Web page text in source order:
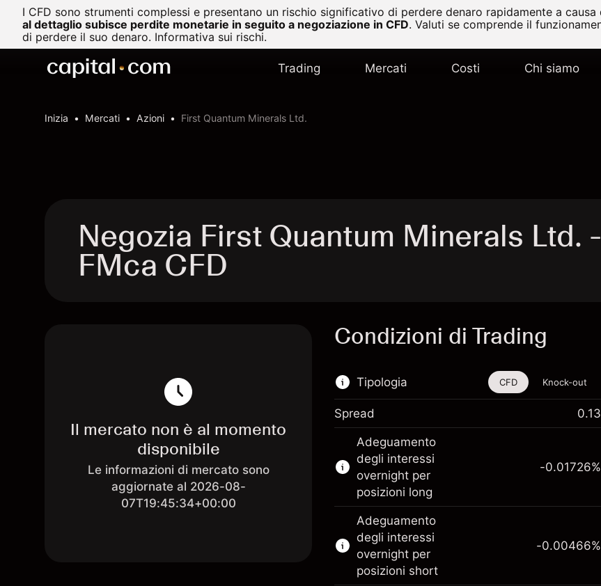
I CFD sono strumenti complessi e presentano un rischio significativo di perdere denaro rapidamente a causa
al dettaglio subisce perdite monetarie in seguito a negoziazione in CFD. Valuti se comprende il
di perdere il suo denaro. Informativa sui rischi.
Trading Mercati Costi Chi siamo
Inizia Mercati Azioni First Quantum Minerals Ltd.
Negozia First Quantum Minerals Ltd. -
FMca CFD
Il mercato non è al momento
disponibile
Le informazioni di mercato sono
aggiornate al 2026-08-
07T19:45:34+00:00
Condizioni di Trading
Tipologia
Questo strumento finanziario è disponibile
il trading di CFD e knock-out.
Scopri di più su:
CFD
Knock-out
CFD Knock-out
Spread 0.13
Adeguamento
degli interessi
overnight per
posizioni long
-0.01726%
Adeguamento
degli interessi
overnight per
posizioni short
-0.00466%